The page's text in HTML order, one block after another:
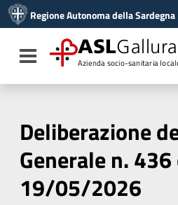
Vai al menu di navigazione
Vai al footer
Regione Autonoma della Sardegna
Toggle navigation
ASLGallura
Azienda socio-sanitaria
Deliberazione
Generale n.
19/05/2026